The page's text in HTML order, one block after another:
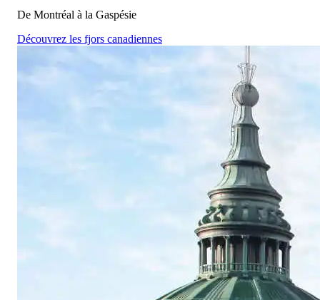
De Montréal à la Gaspésie
Découvrez les fjors canadiennes